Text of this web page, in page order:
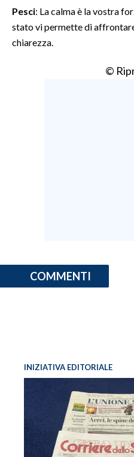
Pesci: La calma è la vostra
stato vi permette di
chiarezza.
©
COMMENTI
INIZIATIVA EDITORIALE